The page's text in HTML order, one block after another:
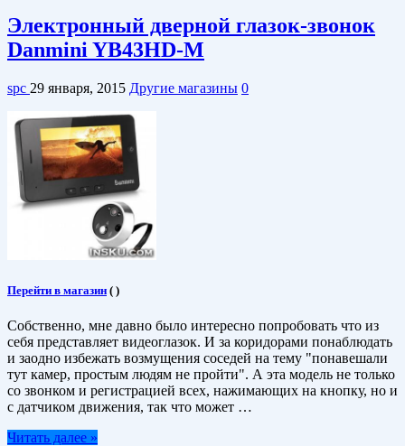
Электронный дверной глазок-звонок
Danmini YB43HD-M
spc 29 января, 2015 Другие магазины 0
Перейти в магазин ( )
Собственно, мне давно было интересно попробовать что из
себя представляет видеоглазок. И за коридорами понаблюдать
и заодно избежать возмущения соседей на тему "понавешали
тут камер, простым людям не пройти". А эта модель не только
со звонком и регистрацией всех, нажимающих на кнопку, но и
с датчиком движения, так что может …
Читать далее »